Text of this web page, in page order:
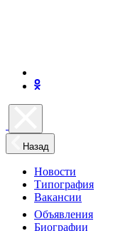
Назад
Новости
Типография
Вакансии
Объявления
Биографии